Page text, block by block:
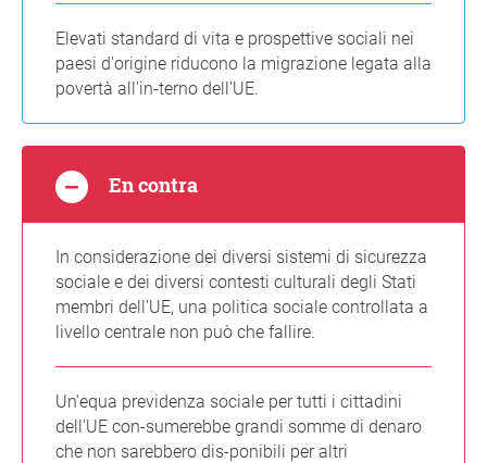
Elevati standard di vita e prospettive sociali nei
paesi d'origine riducono la migrazione legata alla
povertà all'in-terno dell'UE.
En contra
In considerazione dei diversi sistemi di sicurezza
sociale e dei diversi contesti culturali degli Stati
membri dell'UE, una politica sociale controllata a
livello centrale non può che fallire.
Un'equa previdenza sociale per tutti i cittadini
dell'UE con-sumerebbe grandi somme di denaro
che non sarebbero dis-ponibili per altri